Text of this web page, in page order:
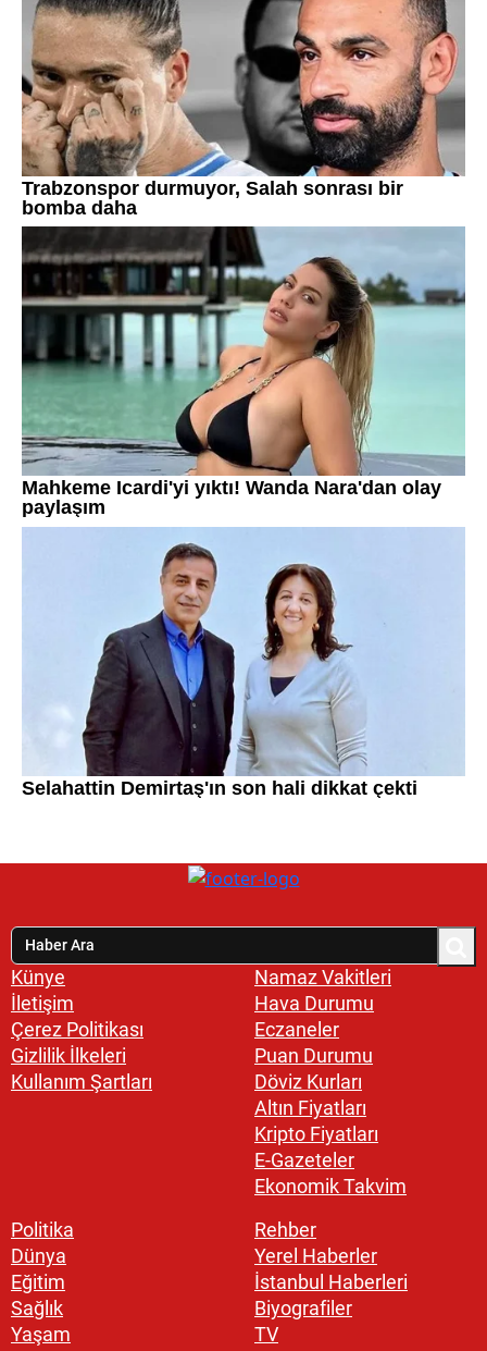
Künye
İletişim
Çerez Politikası
Gizlilik İlkeleri
Kullanım Şartları
Namaz Vakitleri
Hava Durumu
Eczaneler
Puan Durumu
Döviz Kurları
Altın Fiyatları
Kripto Fiyatları
E-Gazeteler
Ekonomik Takvim
Politika
Dünya
Eğitim
Sağlık
Yaşam
Rehber
Yerel Haberler
İstanbul Haberleri
Biyografiler
TV